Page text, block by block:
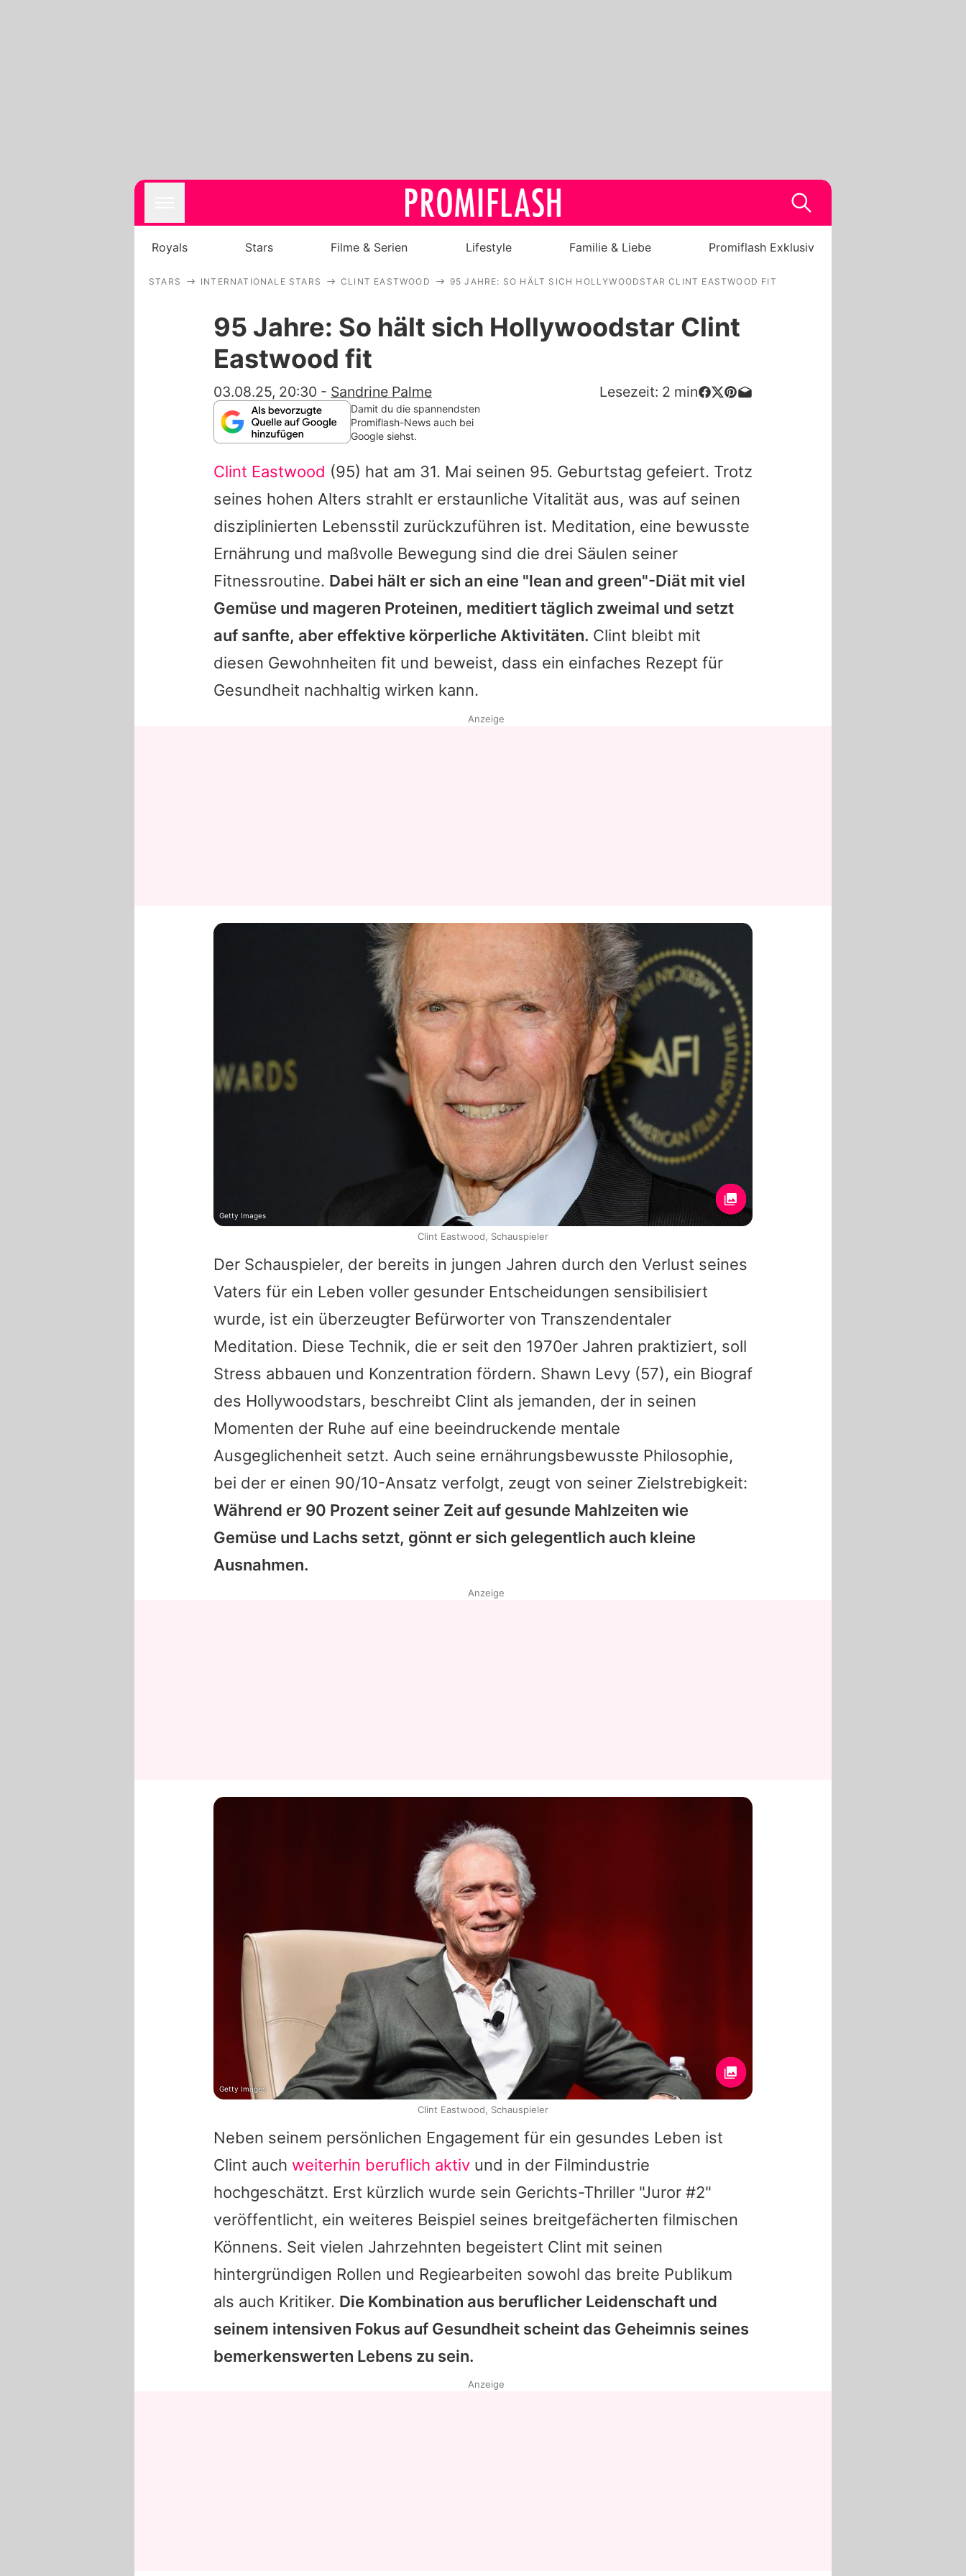
Royals
Stars
Familie & Liebe
App runterladen
Team
Redaktionelle Richtlinien
Impressum
Datenschutzerklärung
Nutzungsbedingungen
Royals Stars Filme & Serien Lifestyle Familie & Liebe Promiflash Exklusiv
STARS INTERNATIONALE STARS CLINT EASTWOOD 95 JAHRE: SO HÄLT SICH HOLLYWOODSTAR CLINT EASTWOOD FIT
95 Jahre: So hält sich Hollywoodstar Clint
Eastwood fit
03.08.25, 20:30 - Sandrine Palme Lesezeit: 2 min
Damit du die spannendsten
Promiflash-News auch bei
Google siehst.
Clint Eastwood (95) hat am 31. Mai seinen 95. Geburtstag gefeiert. Trotz
seines hohen Alters strahlt er erstaunliche Vitalität aus, was auf seinen
disziplinierten Lebensstil zurückzuführen ist. Meditation, eine bewusste
Ernährung und maßvolle Bewegung sind die drei Säulen seiner
Fitnessroutine. Dabei hält er sich an eine "lean and green"-Diät mit viel
Gemüse und mageren Proteinen, meditiert täglich zweimal und setzt
auf sanfte, aber effektive körperliche Aktivitäten. Clint bleibt mit
diesen Gewohnheiten fit und beweist, dass ein einfaches Rezept für
Gesundheit nachhaltig wirken kann.
Der Schauspieler, der bereits in jungen Jahren durch den Verlust seines
Vaters für ein Leben voller gesunder Entscheidungen sensibilisiert
wurde, ist ein überzeugter Befürworter von Transzendentaler
Meditation. Diese Technik, die er seit den 1970er Jahren praktiziert, soll
Stress abbauen und Konzentration fördern. Shawn Levy (57), ein Biograf
des Hollywoodstars, beschreibt Clint als jemanden, der in seinen
Momenten der Ruhe auf eine beeindruckende mentale
Ausgeglichenheit setzt. Auch seine ernährungsbewusste Philosophie,
bei der er einen 90/10-Ansatz verfolgt, zeugt von seiner Zielstrebigkeit:
Während er 90 Prozent seiner Zeit auf gesunde Mahlzeiten wie
Gemüse und Lachs setzt, gönnt er sich gelegentlich auch kleine
Ausnahmen.
Neben seinem persönlichen Engagement für ein gesundes Leben ist
Clint auch weiterhin beruflich aktiv und in der Filmindustrie
hochgeschätzt. Erst kürzlich wurde sein Gerichts-Thriller "Juror #2"
veröffentlicht, ein weiteres Beispiel seines breitgefächerten filmischen
Könnens. Seit vielen Jahrzehnten begeistert Clint mit seinen
hintergründigen Rollen und Regiearbeiten sowohl das breite Publikum
als auch Kritiker. Die Kombination aus beruflicher Leidenschaft und
seinem intensiven Fokus auf Gesundheit scheint das Geheimnis seines
bemerkenswerten Lebens zu sein.
Anzeige
Getty Images
Clint Eastwood, Schauspieler
Anzeige
Getty Images
Clint Eastwood, Schauspieler
Anzeige